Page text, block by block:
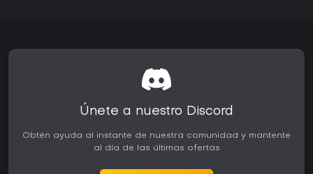
Únete a nuestro Discord
Obtén ayuda al instante de nuestra comunidad y mantente
al día de las últimas ofertas